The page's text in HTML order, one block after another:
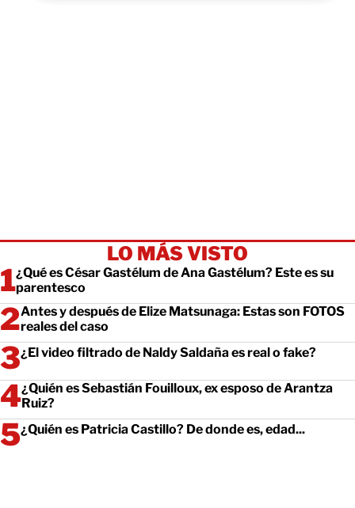
LO MÁS VISTO
¿Qué es César Gastélum de Ana Gastélum? Este es su
parentesco
Antes y después de Elize Matsunaga: Estas son FOTOS
reales del caso
¿El video filtrado de Naldy Saldaña es real o fake?
¿Quién es Sebastián Fouilloux, ex esposo de Arantza
Ruiz?
¿Quién es Patricia Castillo? De donde es, edad...